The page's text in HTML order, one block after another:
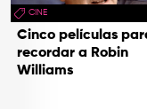
CINE
Cinco películas
recordar a Robin
Williams